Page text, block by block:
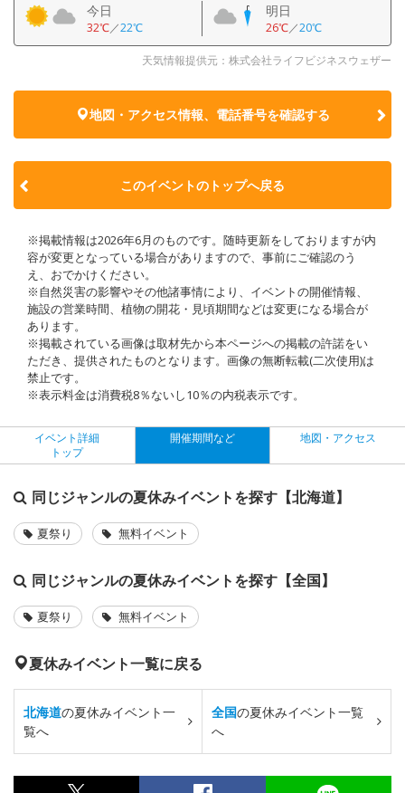
今日
32℃／22℃
明日
26℃／20℃
天気情報提供元：株式会社ライフビジネスウェザー
地図・アクセス情報、電話番号を確認する
このイベントのトップへ戻る
※掲載情報は2026年6月のものです。随時更新をしておりますが内
容が変更となっている場合がありますので、事前にご確認のう
え、おでかけください。
※自然災害の影響やその他諸事情により、イベントの開催情報、
施設の営業時間、植物の開花・見頃期間などは変更になる場合が
あります。
※掲載されている画像は取材先から本ページへの掲載の許諾をい
ただき、提供されたものとなります。画像の無断転載(二次使用)は
禁止です。
※表示料金は消費税8％ないし10％の内税表示です。
イベント詳細
トップ
開催期間など 地図・アクセス
同じジャンルの夏休みイベントを探す【北海道】
夏祭り 無料イベント
同じジャンルの夏休みイベントを探す【全国】
夏祭り 無料イベント
夏休みイベント一覧に戻る
北海道の夏休みイベント一
覧へ
全国の夏休みイベント一覧
へ